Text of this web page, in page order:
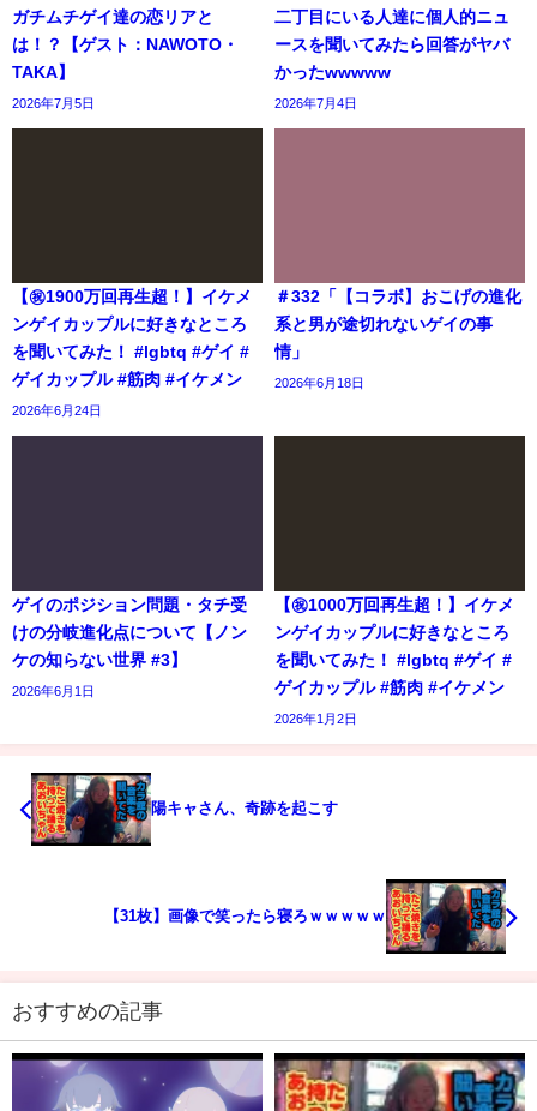
ガチムチゲイ達の恋リアと
は！？【ゲスト：NAWOTO・
TAKA】
2026年7月5日
二丁目にいる人達に個人的ニュ
ースを聞いてみたら回答がヤバ
かったwwwww
2026年7月4日
【㊗️1900万回再生超！】イケメ
ンゲイカップルに好きなところ
を聞いてみた！ #lgbtq #ゲイ #
ゲイカップル #筋肉 #イケメン
2026年6月24日
＃332「【コラボ】おこげの進化
系と男が途切れないゲイの事
情」
2026年6月18日
ゲイのポジション問題・タチ受
けの分岐進化点について【ノン
ケの知らない世界 #3】
2026年6月1日
【㊗️1000万回再生超！】イケメ
ンゲイカップルに好きなところ
を聞いてみた！ #lgbtq #ゲイ #
ゲイカップル #筋肉 #イケメン
2026年1月2日
陽キャさん、奇跡を起こす
【31枚】画像で笑ったら寝ろｗｗｗｗｗ
おすすめの記事